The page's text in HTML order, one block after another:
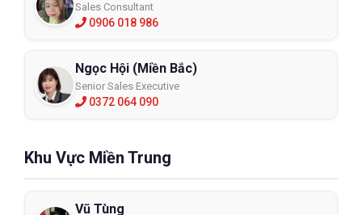
Sales Consultant
0906 018 986
Ngọc Hội (Miền Bắc)
Senior Sales Executive
0372 064 090
Khu Vực Miền Trung
Vũ Tùng